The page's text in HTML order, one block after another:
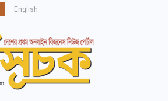
English